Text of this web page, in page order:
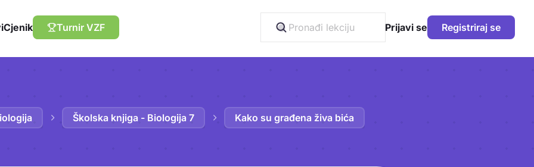
Cjenik Turnir VZF Prijavi se Registriraj se
Školska knjiga - Biologija 7 Kako su građena živa bića